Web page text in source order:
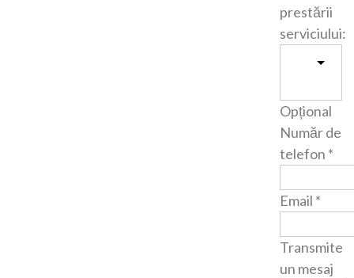
prestării
serviciului:
Opțional
Număr de
telefon *
Email *
Transmite
un mesaj